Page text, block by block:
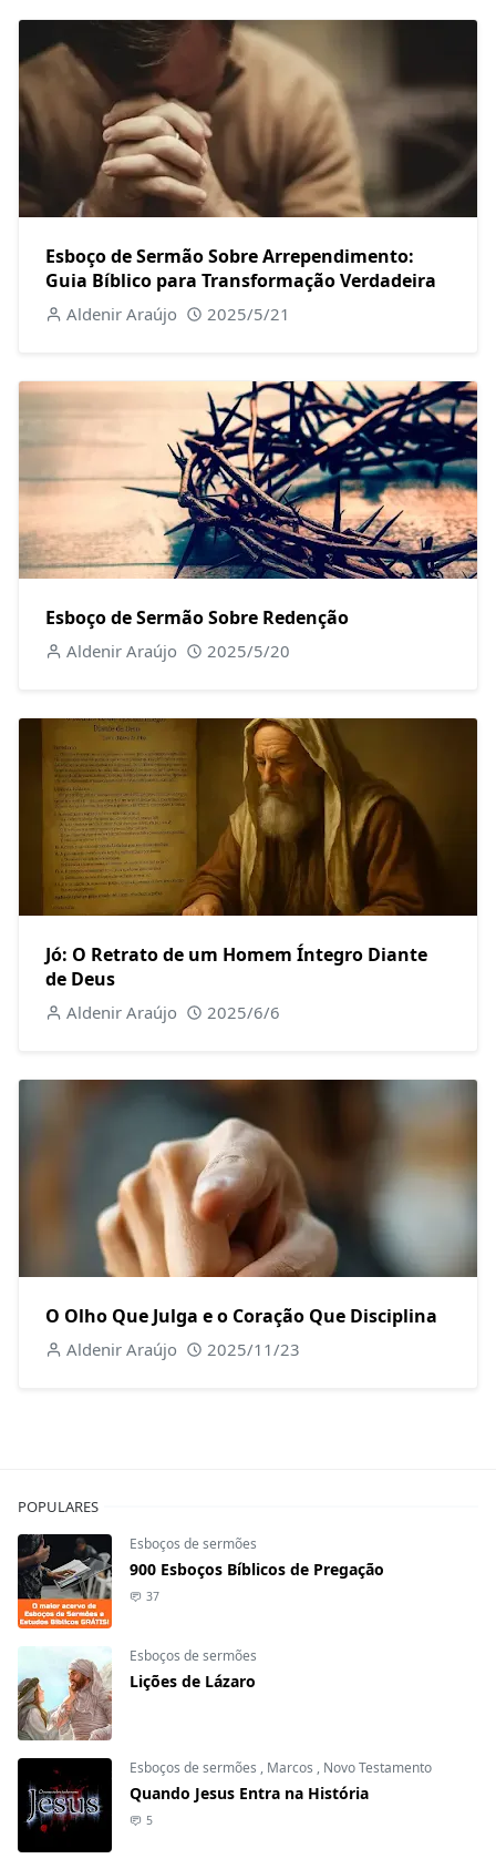
Esboço de Sermão Sobre Arrependimento:
Guia Bíblico para Transformação Verdadeira
Aldenir Araújo 2025/5/21
Esboço de Sermão Sobre Redenção
Aldenir Araújo 2025/5/20
Jó: O Retrato de um Homem Íntegro Diante
de Deus
Aldenir Araújo 2025/6/6
O Olho Que Julga e o Coração Que Disciplina
Aldenir Araújo 2025/11/23
POPULARES
Esboços de sermões
900 Esboços Bíblicos de Pregação
37
Esboços de sermões
Lições de Lázaro
Esboços de sermões , Marcos , Novo Testamento
Quando Jesus Entra na História
5